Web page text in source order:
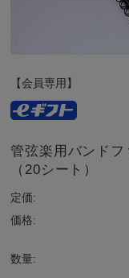
【会員専用】
管弦楽用バンド
（20シート）
定価:
価格:
数量: